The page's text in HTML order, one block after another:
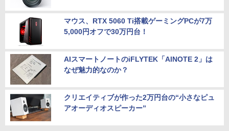
マウス、RTX 5060 Ti搭載ゲーミングPCが7万
5,000円オフで30万円台！
AIスマートノートのiFLYTEK「AINOTE 2」は
なぜ魅力的なのか？
クリエイティブが作った2万円台の“小さなピュ
アオーディオスピーカー”